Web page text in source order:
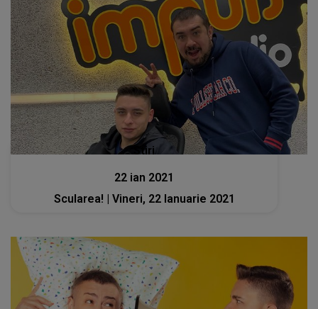
Stiri
22 ian 2021
Scularea! | Vineri, 22 Ianuarie 2021